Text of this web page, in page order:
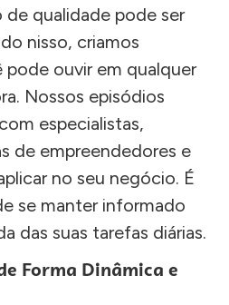
qualidade pode ser
nisso, criamos
pode ouvir em qualquer
Nossos episódios
especialistas,
de empreendedores e
no seu negócio. É
se manter informado
das suas tarefas diárias.
Forma Dinâmica e